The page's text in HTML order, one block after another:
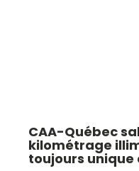
CAA-Québec
kilométrage
toujours unique